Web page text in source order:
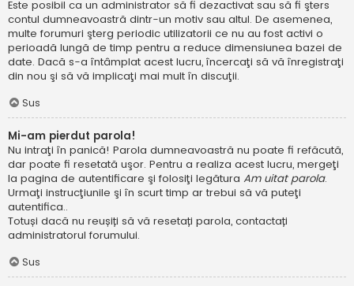
Este posibil ca un administrator să fi dezactivat sau să fi şters
contul dumneavoastră dintr-un motiv sau altul. De asemenea,
multe forumuri şterg periodic utilizatorii ce nu au fost activi o
perioadă lungă de timp pentru a reduce dimensiunea bazei de
date. Dacă s-a întâmplat acest lucru, încercaţi să vă înregistraţi
din nou şi să vă implicaţi mai mult în discuţii.
Sus
Mi-am pierdut parola!
Nu intraţi în panică! Parola dumneavoastră nu poate fi refăcută,
dar poate fi resetată uşor. Pentru a realiza acest lucru, mergeţi
la pagina de autentificare şi folosiţi legătura Am uitat parola.
Urmaţi instrucţiunile şi în scurt timp ar trebui să vă puteţi
autentifica..
Totuși dacă nu reușiți să vă resetați parola, contactați
administratorul forumului.
Sus